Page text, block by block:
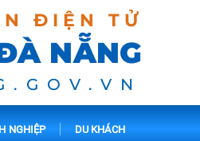
ĐIỆN TỬ
NẴNG
NGHIỆP DU KHÁCH